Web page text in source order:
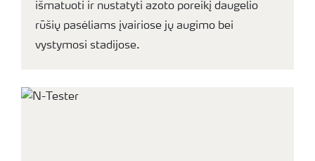
išmatuoti ir nustatyti azoto poreikį daugelio
rūšių pasėliams įvairiose jų augimo bei
vystymosi stadijose.